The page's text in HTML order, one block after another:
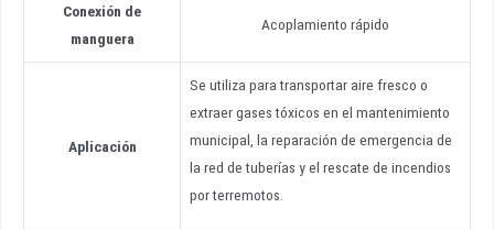
Conexión de
manguera
Acoplamiento rápido
Aplicación
Se utiliza para transportar aire fresco o
extraer gases tóxicos en el mantenimiento
municipal, la reparación de emergencia de
la red de tuberías y el rescate de incendios
por terremotos.